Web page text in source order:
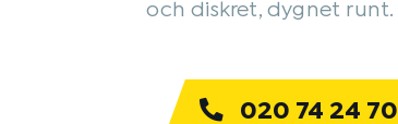
och diskret, dygnet runt.
020 74 24 70